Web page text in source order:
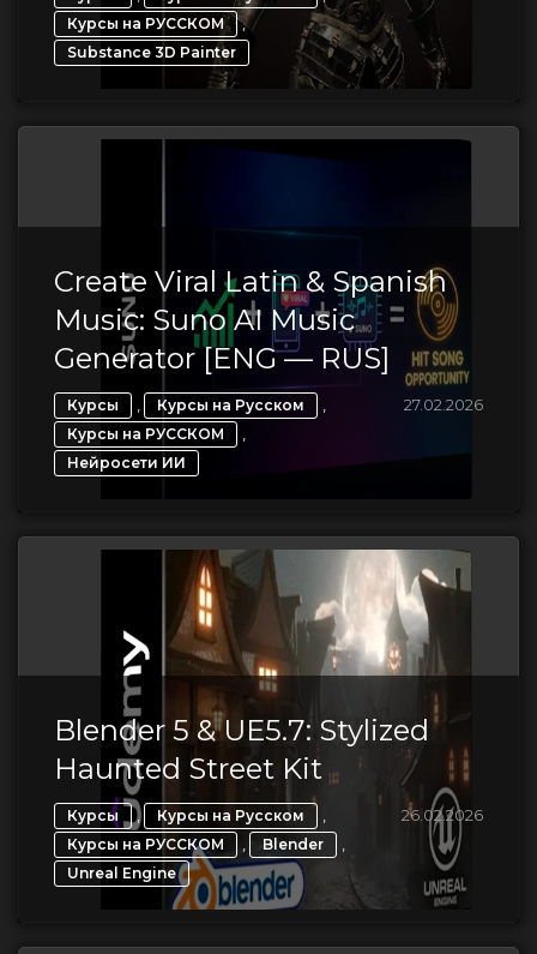
Курсы на РУССКОМ ,
Substance 3D Painter
Create Viral Latin & Spanish
Music: Suno AI Music
Generator [ENG — RUS]
Курсы , Курсы на Русском ,
Курсы на РУССКОМ ,
Нейросети ИИ
27.02.2026
Blender 5 & UE5.7: Stylized
Haunted Street Kit
Курсы , Курсы на Русском ,
Курсы на РУССКОМ , Blender ,
Unreal Engine
26.02.2026